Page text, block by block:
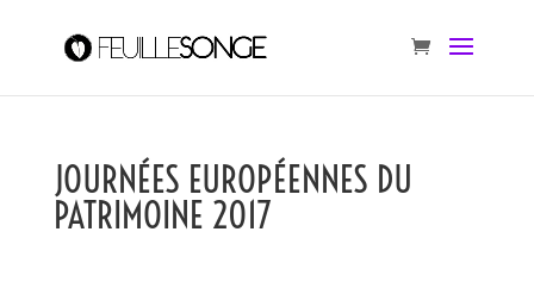
JOURNÉES EUROPÉENNES DU
PATRIMOINE 2017